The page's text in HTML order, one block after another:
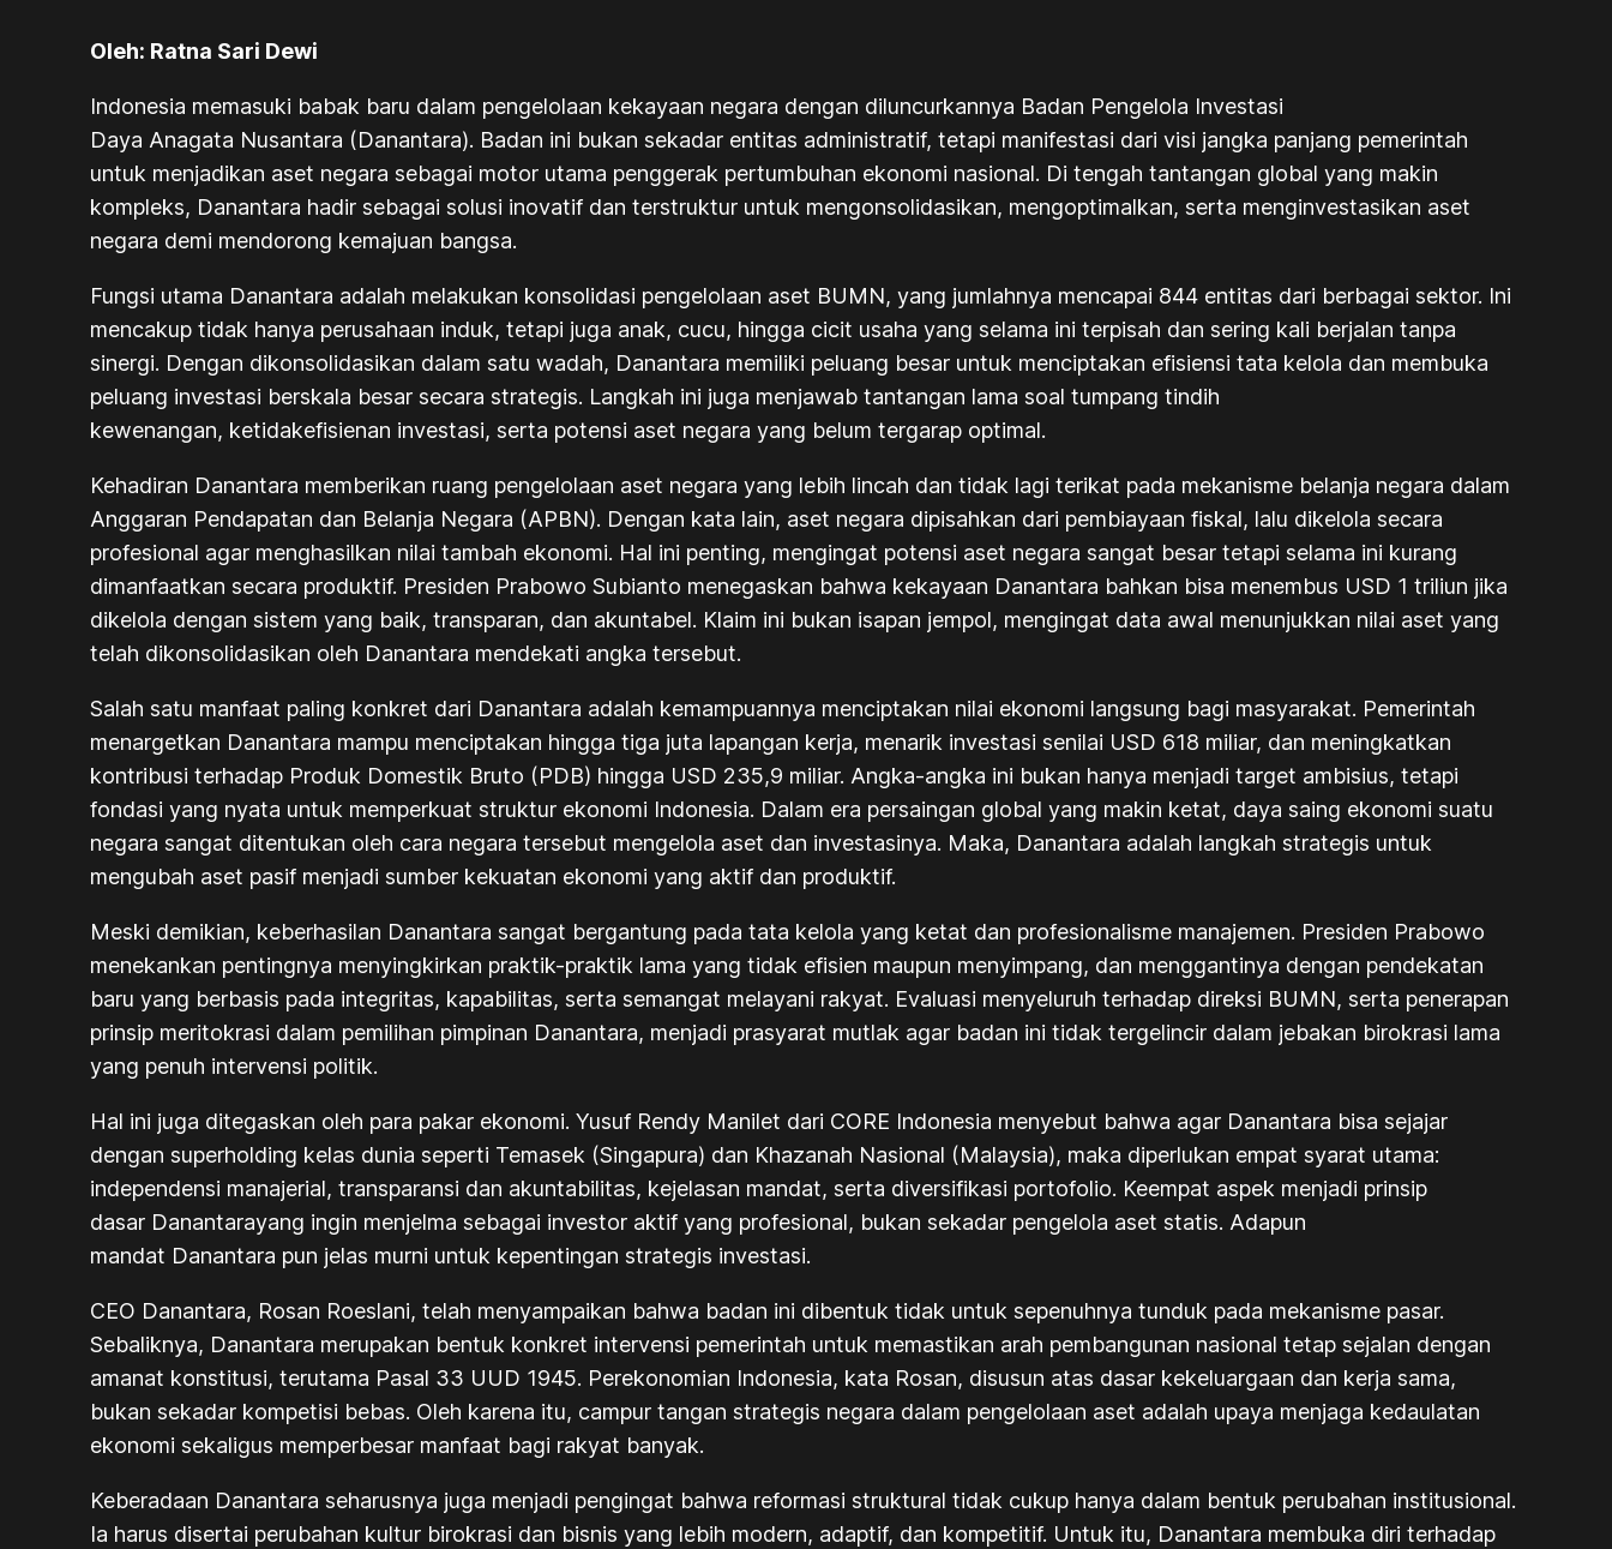
Oleh: Ratna Sari Dewi
Indonesia memasuki babak baru dalam pengelolaan kekayaan negara dengan diluncurkannya Badan Pengelola Investasi
Daya Anagata Nusantara (Danantara). Badan ini bukan sekadar entitas administratif, tetapi manifestasi dari visi jangka panjang pemerintah
untuk menjadikan aset negara sebagai motor utama penggerak pertumbuhan ekonomi nasional. Di tengah tantangan global yang makin
kompleks, Danantara hadir sebagai solusi inovatif dan terstruktur untuk mengonsolidasikan, mengoptimalkan, serta menginvestasikan aset
negara demi mendorong kemajuan bangsa.
Fungsi utama Danantara adalah melakukan konsolidasi pengelolaan aset BUMN, yang jumlahnya mencapai 844 entitas dari berbagai sektor. Ini
mencakup tidak hanya perusahaan induk, tetapi juga anak, cucu, hingga cicit usaha yang selama ini terpisah dan sering kali berjalan tanpa
sinergi. Dengan dikonsolidasikan dalam satu wadah, Danantara memiliki peluang besar untuk menciptakan efisiensi tata kelola dan membuka
peluang investasi berskala besar secara strategis. Langkah ini juga menjawab tantangan lama soal tumpang tindih
kewenangan, ketidakefisienan investasi, serta potensi aset negara yang belum tergarap optimal.
Kehadiran Danantara memberikan ruang pengelolaan aset negara yang lebih lincah dan tidak lagi terikat pada mekanisme belanja negara dalam
Anggaran Pendapatan dan Belanja Negara (APBN). Dengan kata lain, aset negara dipisahkan dari pembiayaan fiskal, lalu dikelola secara
profesional agar menghasilkan nilai tambah ekonomi. Hal ini penting, mengingat potensi aset negara sangat besar tetapi selama ini kurang
dimanfaatkan secara produktif. Presiden Prabowo Subianto menegaskan bahwa kekayaan Danantara bahkan bisa menembus USD 1 triliun jika
dikelola dengan sistem yang baik, transparan, dan akuntabel. Klaim ini bukan isapan jempol, mengingat data awal menunjukkan nilai aset yang
telah dikonsolidasikan oleh Danantara mendekati angka tersebut.
Salah satu manfaat paling konkret dari Danantara adalah kemampuannya menciptakan nilai ekonomi langsung bagi masyarakat. Pemerintah
menargetkan Danantara mampu menciptakan hingga tiga juta lapangan kerja, menarik investasi senilai USD 618 miliar, dan meningkatkan
kontribusi terhadap Produk Domestik Bruto (PDB) hingga USD 235,9 miliar. Angka-angka ini bukan hanya menjadi target ambisius, tetapi
fondasi yang nyata untuk memperkuat struktur ekonomi Indonesia. Dalam era persaingan global yang makin ketat, daya saing ekonomi suatu
negara sangat ditentukan oleh cara negara tersebut mengelola aset dan investasinya. Maka, Danantara adalah langkah strategis untuk
mengubah aset pasif menjadi sumber kekuatan ekonomi yang aktif dan produktif.
Meski demikian, keberhasilan Danantara sangat bergantung pada tata kelola yang ketat dan profesionalisme manajemen. Presiden Prabowo
menekankan pentingnya menyingkirkan praktik-praktik lama yang tidak efisien maupun menyimpang, dan menggantinya dengan pendekatan
baru yang berbasis pada integritas, kapabilitas, serta semangat melayani rakyat. Evaluasi menyeluruh terhadap direksi BUMN, serta penerapan
prinsip meritokrasi dalam pemilihan pimpinan Danantara, menjadi prasyarat mutlak agar badan ini tidak tergelincir dalam jebakan birokrasi lama
yang penuh intervensi politik.
Hal ini juga ditegaskan oleh para pakar ekonomi. Yusuf Rendy Manilet dari CORE Indonesia menyebut bahwa agar Danantara bisa sejajar
dengan superholding kelas dunia seperti Temasek (Singapura) dan Khazanah Nasional (Malaysia), maka diperlukan empat syarat utama:
independensi manajerial, transparansi dan akuntabilitas, kejelasan mandat, serta diversifikasi portofolio. Keempat aspek menjadi prinsip
dasar Danantarayang ingin menjelma sebagai investor aktif yang profesional, bukan sekadar pengelola aset statis. Adapun
mandat Danantara pun jelas murni untuk kepentingan strategis investasi.
CEO Danantara, Rosan Roeslani, telah menyampaikan bahwa badan ini dibentuk tidak untuk sepenuhnya tunduk pada mekanisme pasar.
Sebaliknya, Danantara merupakan bentuk konkret intervensi pemerintah untuk memastikan arah pembangunan nasional tetap sejalan dengan
amanat konstitusi, terutama Pasal 33 UUD 1945. Perekonomian Indonesia, kata Rosan, disusun atas dasar kekeluargaan dan kerja sama,
bukan sekadar kompetisi bebas. Oleh karena itu, campur tangan strategis negara dalam pengelolaan aset adalah upaya menjaga kedaulatan
ekonomi sekaligus memperbesar manfaat bagi rakyat banyak.
Keberadaan Danantara seharusnya juga menjadi pengingat bahwa reformasi struktural tidak cukup hanya dalam bentuk perubahan institusional.
Ia harus disertai perubahan kultur birokrasi dan bisnis yang lebih modern, adaptif, dan kompetitif. Untuk itu, Danantara membuka diri terhadap